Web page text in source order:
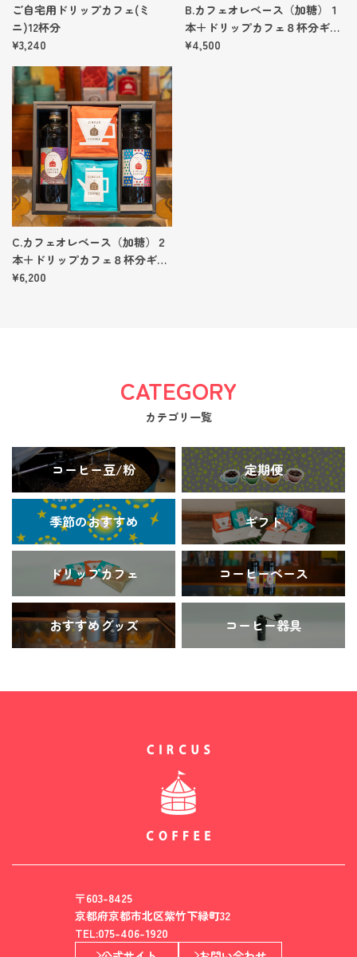
ご自宅用ドリップカフェ(ミ
ニ)12杯分
¥3,240
B.カフェオレベース（加糖）１
本＋ドリップカフェ８杯分ギフ
ト
¥4,500
C.カフェオレベース（加糖）２
本＋ドリップカフェ８杯分ギフ
ト
¥6,200
CATEGORY
カテゴリ一覧
コーヒー豆/粉 定期便
季節のおすすめ ギフト
ドリップカフェ コーヒーベース
おすすめグッズ コーヒー器具
〒603-8425
京都府京都市北区紫竹下緑町32
TEL:075-406-1920